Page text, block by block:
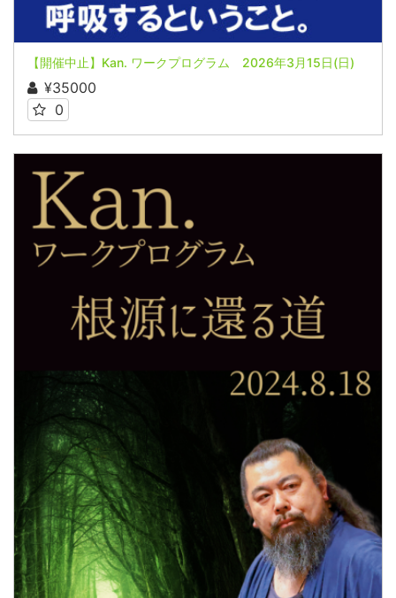
【開催中止】Kan. ワークプログラム 2026年3月15日(日)
¥35000
0